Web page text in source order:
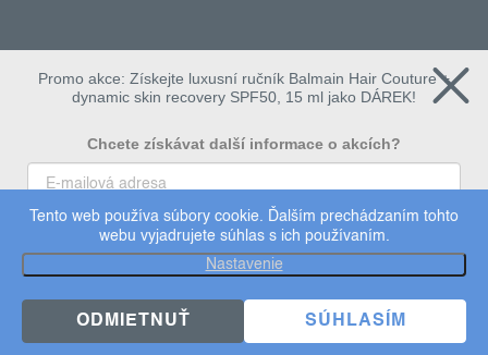
Tento web používa súbory cookie. Ďalším prechádzaním tohto
webu vyjadrujete súhlas s ich používaním.
Nastavenie
ODMIETNUŤ SÚHLASÍM
Copyright 2026dermalogica. Všetky práva vyhradené.
Upraviť nastavenie cookies
Užijte si 15% slevu
Promo akce: Získejte luxusní ručník Balmain Hair Couture +
dynamic skin recovery SPF50, 15 ml jako DÁREK!
Chcete získávat další informace o akcích?
To chci